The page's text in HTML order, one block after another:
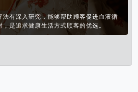
法有深入研究，能够帮助顾客促进血液循
是追求健康生活方式顾客的优选。